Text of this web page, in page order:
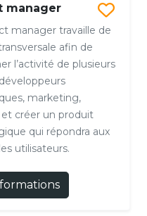
manager
manager travaille de
afin de
l’activité de plusieurs
marketing,
et créer un produit
qui répondra aux
utilisateurs.